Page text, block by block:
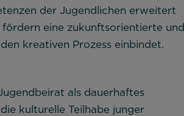
der Jugendlichen erweitert
eine zukunftsorientierte und
kreativen Prozess einbindet.
als dauerhaftes
kulturelle Teilhabe junger